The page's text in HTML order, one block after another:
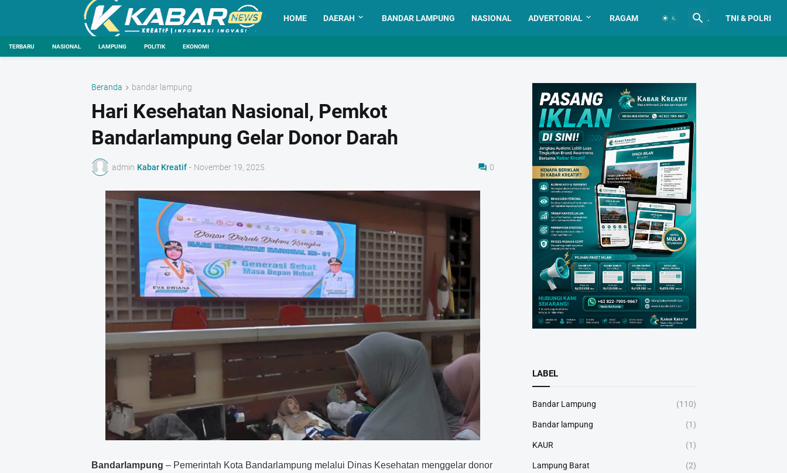
HOME DAERAH BANDAR LAMPUNG NASIONAL ADVERTORIAL RAGAM ADVERTORIAL TNI & POLRI
TERBARU NASIONAL LAMPUNG POLITIK EKONOMI
Beranda bandar lampung
Hari Kesehatan Nasional, Pemkot
Bandarlampung Gelar Donor Darah
admin Kabar Kreatif - November 19, 2025 0
Bandarlampung – Pemerintah Kota Bandarlampung melalui Dinas Kesehatan menggelar donor
LABEL
Bandar Lampung (110)
Bandar lampung (1)
KAUR (1)
Lampung Barat (2)